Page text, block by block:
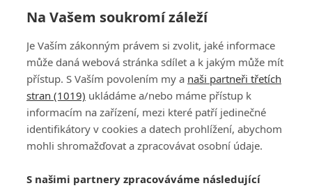
PŘIHLÁSIT
REGISTROVAT
DISKUZE
Šéfredaktorkou webu jePetr Slavík, e-mailserialy@fandimefilmu.cz
Na Vašem soukromí záleží
Je Vaším zákonným právem si zvolit, jaké informace
může daná webová stránka sdílet a k jakým může mít
přístup. S Vaším povolením my a naši partneři třetích
stran (1019) ukládáme a/nebo máme přístup k
informacím na zařízení, mezi které patří jedinečné
identifikátory v cookies a datech prohlížení, abychom
mohli shromažďovat a zpracovávat osobní údaje.
S našimi partnery zpracováváme následující